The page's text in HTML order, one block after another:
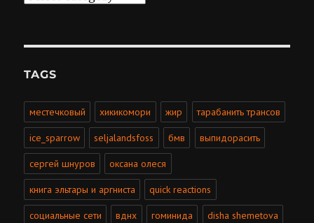
TAGS
местечковый хикикомори жир тарабанить трансов
ice_sparrow seljalandsfoss бмв выпидорасить
сергей шнуров оксана олеся
книга эльтары и аргниста quick reactions
социальные сети вднх гоминида disha shemetova